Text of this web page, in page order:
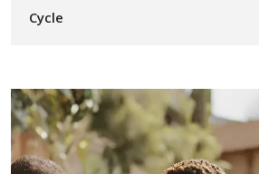
Cycle